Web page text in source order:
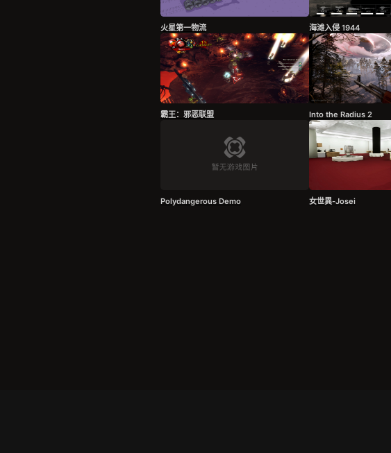
火星第一物流 海滩入侵 1944
霸王：邪恶联盟 Into the Radius 2
Polydangerous Demo 女世異-Josei